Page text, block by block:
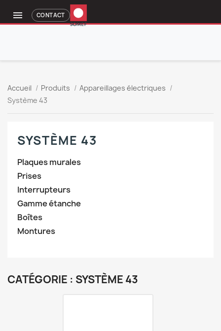
 CONTACT
Accueil Produits
Appareillages électriques
Système 43
SYSTÈME 43
Plaques murales
Prises
Interrupteurs
Gamme étanche
Boîtes
Montures
CATÉGORIE : SYSTÈME 43